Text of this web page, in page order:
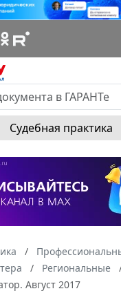
Судебная практика
Региональные
Август 2017